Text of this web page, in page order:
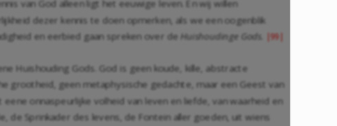
van God alleen ligt het eeuwige leven. En wij willen
dezer kennis te doen opmerken, als we een oogenblik
en eerbied gaan spreken over de Huishoudinge Gods |99|
Huishouding Gods. God is geen koude, kille, abstracte
grootheid, geen metaphysische gedachte, maar een Geest van
onnaspeurlijke volheid van leven en liefde, van waarheid en
de Sprinkader des levens, de Fontein aller goeden, uit wiens